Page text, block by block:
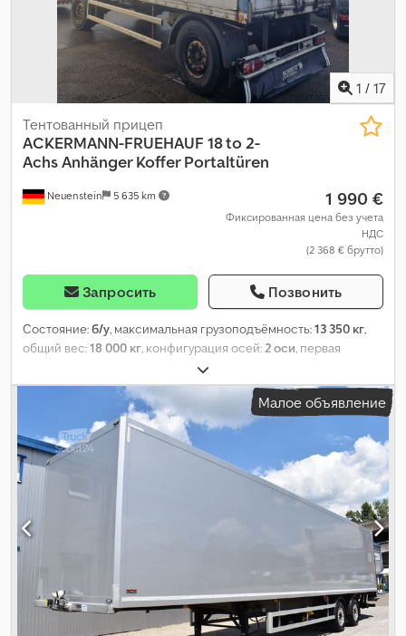
1 / 17
Neuenstein 5 635 km
Тентованный прицеп
ACKERMANN-FRUEHAUF 18 to 2-
Achs Anhänger Koffer Portaltüren
1 990 €
Фиксированная цена без учета
НДС
(2 368 € брутто)
Запросить Позвонить
Состояние:б/у, максимальная грузоподъёмность:13 350 кг,
общий вес:18 000 кг , конфигурация осей: 2 оси , первая
, длина грузового отсека:
ширина пространства для загрузки:2 490 мм, высота
грузового отсека:2 370 мм , объем грузового пространства:42
, Оборудование:ABS,
Малое объявление